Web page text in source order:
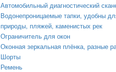
Автомобильный диагностический
Водонепроницаемые тапки, удобны
природы, пляжей, каменистых рек
Ограничитель для окон
Оконная зеркальная плёнка, разные
Шорты
Ремень